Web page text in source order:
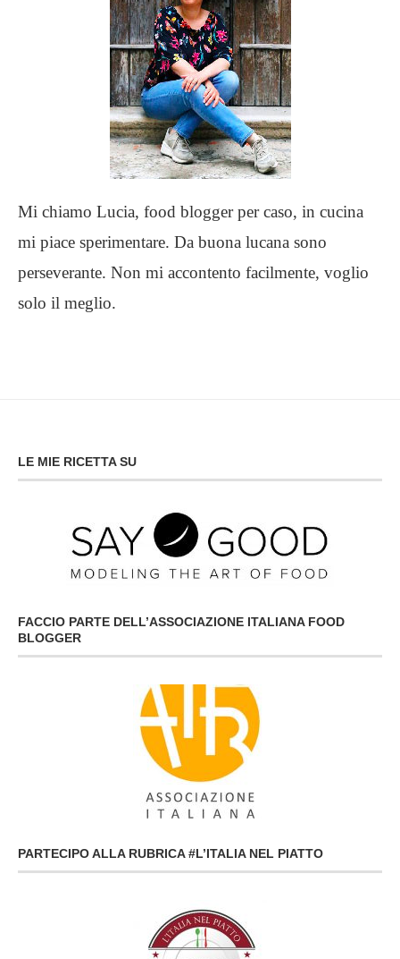
Mi chiamo Lucia, food blogger per caso, in cucina
mi piace sperimentare. Da buona lucana sono
perseverante. Non mi accontento facilmente, voglio
solo il meglio.
LE MIE RICETTA SU
FACCIO PARTE DELL’ASSOCIAZIONE ITALIANA FOOD
BLOGGER
PARTECIPO ALLA RUBRICA #L’ITALIA NEL PIATTO